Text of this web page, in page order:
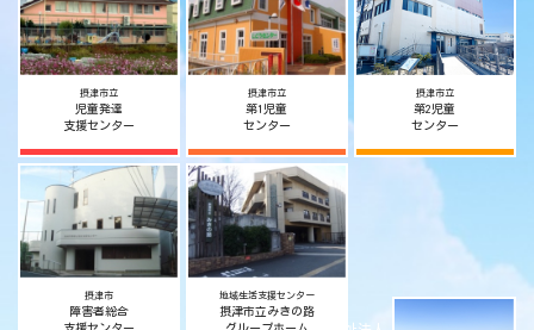
摂津市立
児童発達
支援センター
摂津市立
第1児童
センター
摂津市立
第2児童
センター
摂津市
障害者総合
地域生活支援センター
摂津市立みきの路